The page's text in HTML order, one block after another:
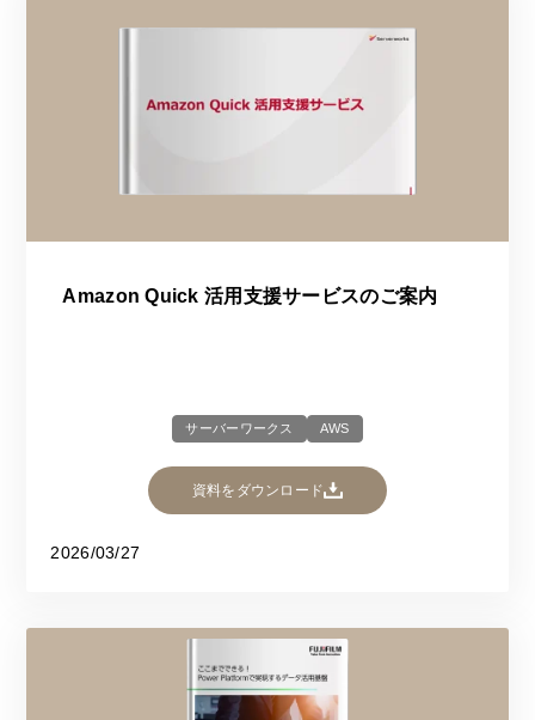
Amazon Quick 活用支援サービスのご案内
サーバーワークス AWS
資料をダウンロード
2026/03/27